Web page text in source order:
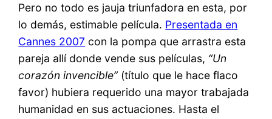
Pero no todo es jauja triunfadora en esta, por
lo demás, estimable película. Presentada en
Cannes 2007 con la pompa que arrastra esta
pareja allí donde vende sus películas, “Un
corazón invencible” (título que le hace flaco
favor) hubiera requerido una mayor trabajada
humanidad en sus actuaciones. Hasta el